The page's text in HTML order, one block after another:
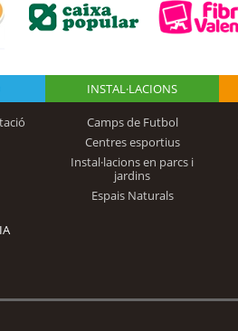
INSTAL·LACIONS
Camps de Futbol
Centres esportius
Instal·lacions en parcs i
jardins
Espais Naturals